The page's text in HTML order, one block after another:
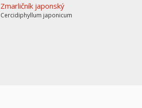
Zmarličník japonský
Cercidiphyllum japonicum